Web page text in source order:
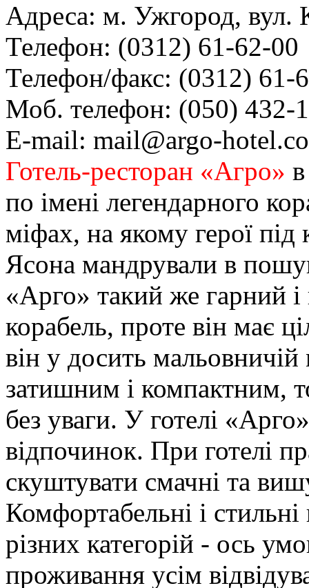
Адреса: м. Ужгород, вул.
Телефон: (0312) 61-62-00
Телефон/факс: (0312) 61-
Моб. телефон: (050) 432-
E-mail: mail@argo-
Готель-ресторан «Агро»
по імені легендарного
міфах, на якому герої
Ясона мандрували в
«Арго» такий же гарний
корабель, проте він має
він у досить мальовничій
затишним і компактним,
без уваги. У готелі
відпочинок. При готелі
скуштувати смачні та
Комфортабельні і
різних категорій - ось
проживання усім